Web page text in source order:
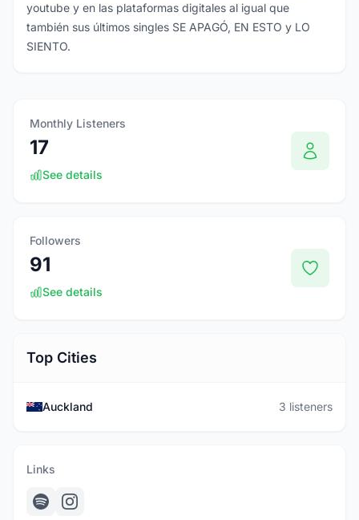
youtube y en las plataformas digitales al igual que
también sus últimos singles SE APAGÓ, EN ESTO y LO
SIENTO.
Monthly Listeners
17
See details
Followers
91
See details
Top Cities
Auckland 3 listeners
Links